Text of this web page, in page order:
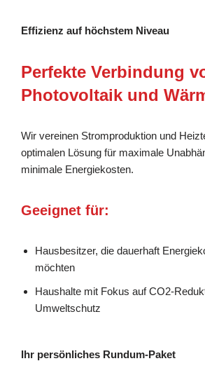
Effizienz auf höchstem Niveau
Perfekte Verbindung
Photovoltaik und
Wir vereinen Stromproduktion und
optimalen Lösung für maximale
minimale Energiekosten.
Geeignet für:
Hausbesitzer, die dauerhaft
möchten
Haushalte mit Fokus auf CO2-
Umweltschutz
Ihr persönliches Rundum-Paket